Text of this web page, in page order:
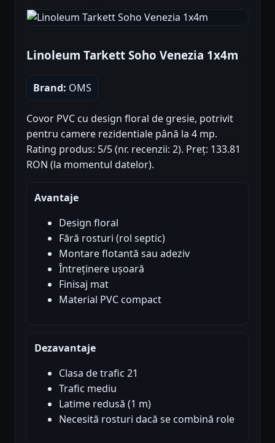
Linoleum Tarkett Soho Venezia 1x4m
Brand: OMS
Covor PVC cu design floral de gresie, potrivit
pentru camere rezidentiale până la 4 mp.
Rating produs: 5/5 (nr. recenzii: 2). Preț: 133.81
RON (la momentul datelor).
Avantaje
Design floral
Fără rosturi (rol septic)
Montare flotantă sau adeziv
Întreținere ușoară
Finisaj mat
Material PVC compact
Dezavantaje
Clasa de trafic 21
Trafic mediu
Latime redusă (1 m)
Necesită rosturi dacă se combină role